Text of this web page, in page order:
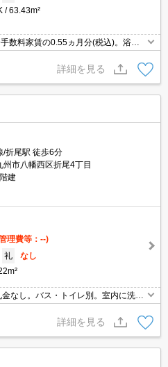
63.43m²
数料家賃の0.55ヵ月分(税込)。浴室
ターホン付き。キッチンは対面
詳細を見る
/折尾駅 徒歩6分
州市八幡西区折尾4丁目
建
理費等：--)
礼
なし
なし。バス・トイレ別。室内に洗濯
詳細を見る